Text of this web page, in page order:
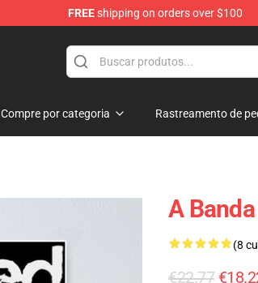
FREEshipping on orders over $100
Compre por categoria Rastreamento de
A
(8
€22.77